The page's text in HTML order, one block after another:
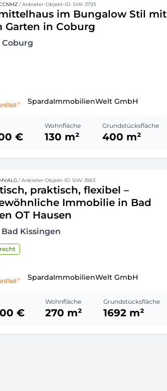
/ Anbieter-Objekt-ID: SIW-3793
im Bungalow Stil mit
Garten in Coburg
Coburg
SpardaImmobilienWelt GmbH
€
Wohnfläche
130 m²
Grundstücksfläche
400 m²
/ Anbieter-Objekt-ID: SIW-3963
praktisch, flexibel –
Immobilie in Bad
OT Hausen
Bad Kissingen
SpardaImmobilienWelt GmbH
€
Wohnfläche
270 m²
Grundstücksfläche
1692 m²